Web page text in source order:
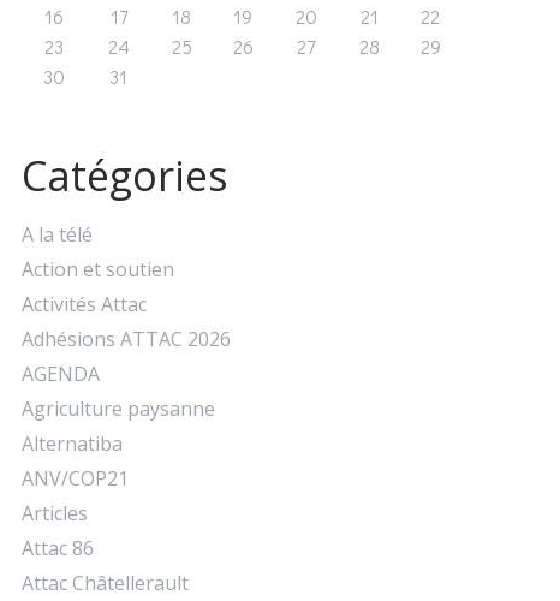
16
17 18 19 20 21
22
23
24 25 26 27 28
29
30
31
Catégories
A la télé
Action et soutien
Activités Attac
Adhésions ATTAC 2026
AGENDA
Agriculture paysanne
Alternatiba
ANV/COP21
Articles
Attac 86
Attac Châtellerault